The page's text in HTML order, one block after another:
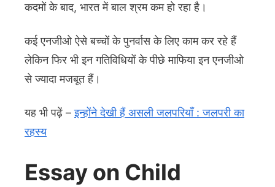
कदमों के बाद, भारत में बाल श्रम कम हो रहा है।
कई एनजीओ ऐसे बच्चों के पुनर्वास के लिए काम कर रहे हैं
लेकिन फिर भी इन गतिविधियों के पीछे माफिया इन एनजीओ
से ज्यादा मजबूत हैं।
यह भी पढ़ें –इन्होंने देखी हैं असली जलपरियाँ : जलपरी का
रहस्य
Essay on Child